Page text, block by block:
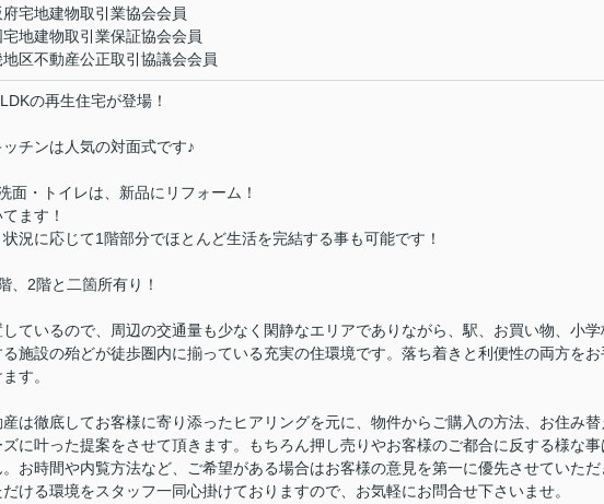
宅地建物取引業協会会員
地建物取引業保証協会会員
区不動産公正取引協議会会員
の再生住宅が登場！
チンは人気の対面式です♪
面・トイレは、新品にリフォーム！
ます！
況に応じて1階部分でほとんど生活を完結する事も可能です！
、2階と二箇所有り！
ているので、周辺の交通量も少なく閑静なエリアでありながら、駅、お買い物、小学
施設の殆どが徒歩圏内に揃っている充実の住環境です。落ち着きと利便性の両方をお
す。
産は徹底してお客様に寄り添ったヒアリングを元に、物件からご購入の方法、お住み替
に叶った提案をさせて頂きます。もちろん押し売りやお客様のご都合に反する様な事
お時間や内覧方法など、ご希望がある場合はお客様の意見を第一に優先させていただ
ける環境をスタッフ一同心掛けておりますので、お気軽にお問合せ下さいませ。